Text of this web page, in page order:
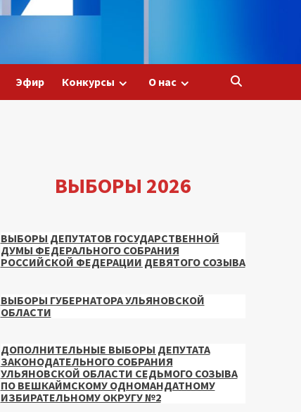
Эфир Конкурсы О нас
ВЫБОРЫ 2026
ВЫБОРЫ ДЕПУТАТОВ ГОСУДАРСТВЕННОЙ
ДУМЫ ФЕДЕРАЛЬНОГО СОБРАНИЯ
РОССИЙСКОЙ ФЕДЕРАЦИИ ДЕВЯТОГО СОЗЫВА
ВЫБОРЫ ГУБЕРНАТОРА УЛЬЯНОВСКОЙ
ОБЛАСТИ
ДОПОЛНИТЕЛЬНЫЕ ВЫБОРЫ ДЕПУТАТА
ЗАКОНОДАТЕЛЬНОГО СОБРАНИЯ
УЛЬЯНОВСКОЙ ОБЛАСТИ СЕДЬМОГО СОЗЫВА
ПО ВЕШКАЙМСКОМУ ОДНОМАНДАТНОМУ
ИЗБИРАТЕЛЬНОМУ ОКРУГУ №2